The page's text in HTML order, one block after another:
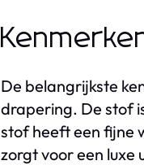
De belangrijkste
drapering. De stof
stof heeft een fijne
zorgt voor een luxe